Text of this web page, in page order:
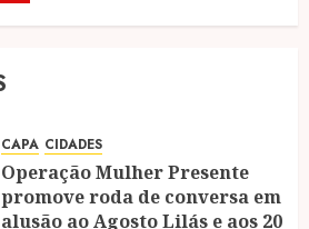
CAPA CIDADES
Operação Mulher Presente
promove roda de conversa em
alusão ao Agosto Lilás e aos 20